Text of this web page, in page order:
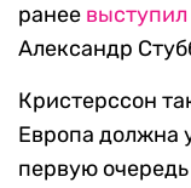
ранее выступил
Александр
Кристерссон
Европа должна
первую